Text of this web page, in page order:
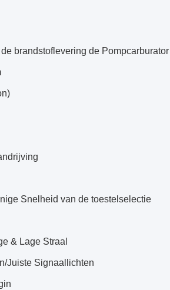
brandstoflevering de Pompcarburator
Snelheid van de toestelselectie
& Lage Straal
Juiste Signaallichten